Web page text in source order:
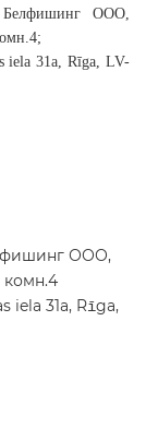
ООО,
iela 31a, Rīga, LV-
ООО,
комн.4
iela 31a, Rīga,